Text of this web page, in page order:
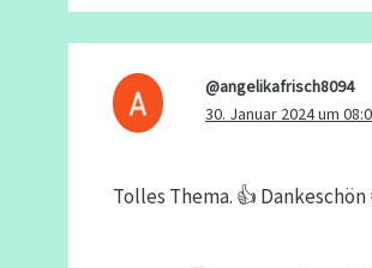
@angelikafrisch8094
30. Januar 2024 um
Tolles Thema. 👍 Dankeschön